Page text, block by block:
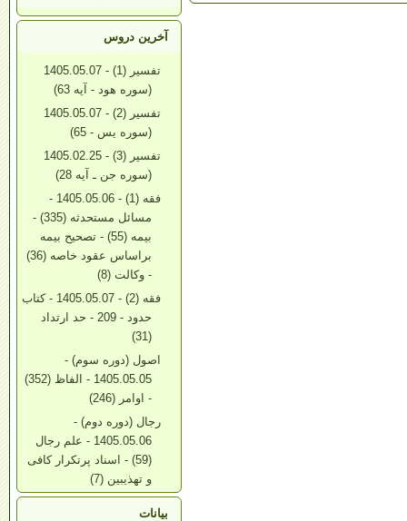
آخرین دروس
تفسیر (1) - 1405.05.07
(سوره هود - آیه 63)
تفسیر (2) - 1405.05.07
(سوره یس - 65)
تفسیر (3) - 1405.02.25
(سوره جن ـ آیه 28)
فقه (1) - 1405.05.06 -
مسائل مستحدثه (335) -
بیمه (55) - تصحیح بیمه
براساس عقود خاصه (36)
- وکالت (8)
فقه (2) - 1405.05.07 - کتاب
حدود - 209 - حد ارتداد
(31)
اصول (دوره سوم) -
1405.05.05 - الفاظ (352)
- اوامر (246)
رجال (دوره دوم) -
1405.05.06 - علم رجال
(59) - اسناد پرتکرار کافی
و تهذیبین (7)
بیانات